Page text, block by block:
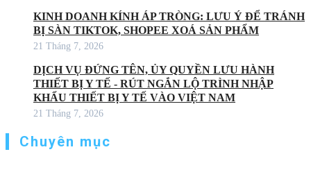
KINH DOANH KÍNH ÁP TRÒNG: LƯU Ý ĐỂ TRÁNH
BỊ SÀN TIKTOK, SHOPEE XOÁ SẢN PHẨM
21 Tháng 7, 2026
DỊCH VỤ ĐỨNG TÊN, ỦY QUYỀN LƯU HÀNH
THIẾT BỊ Y TẾ - RÚT NGẮN LỘ TRÌNH NHẬP
KHẨU THIẾT BỊ Y TẾ VÀO VIỆT NAM
21 Tháng 7, 2026
Chuyên mục